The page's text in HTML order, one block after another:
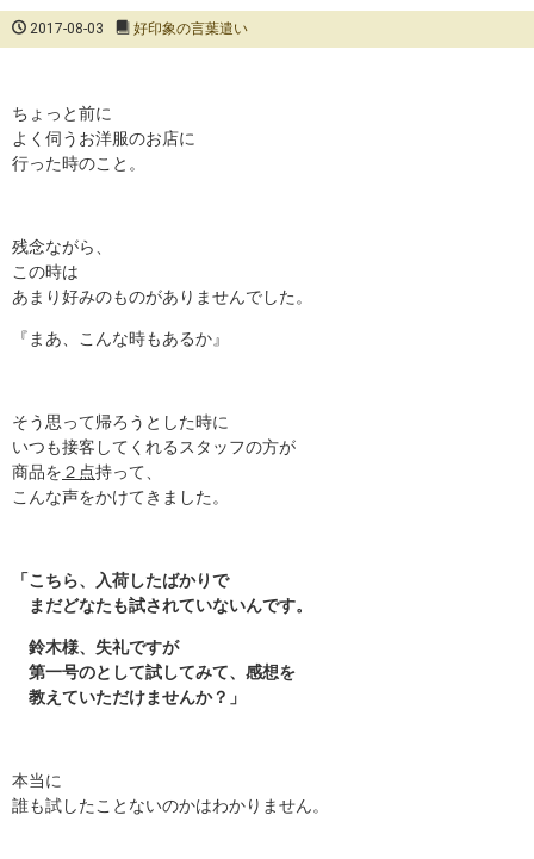
2017-08-03 好印象の言葉遣い
ちょっと前に
よく伺うお洋服のお店に
行った時のこと。
残念ながら、
この時は
あまり好みのものがありませんでした。
『まあ、こんな時もあるか』
そう思って帰ろうとした時に
いつも接客してくれるスタッフの方が
商品を ２点持って、
こんな声をかけてきました。
「こちら、入荷したばかりで
まだどなたも試されていないんです。
鈴木様、失礼ですが
第一号のとして試してみて、感想を
教えていただけませんか？」
本当に
誰も試したことないのかはわかりません。